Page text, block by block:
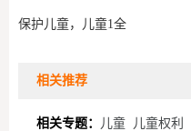
保护儿童，儿童1全
相关推荐
相关专题： 儿童 儿童权利